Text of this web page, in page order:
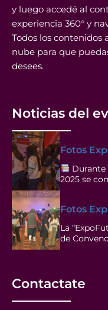
y luego accedé al
experiencia 360° y
Todos los contenidos
nube para que
desees.
Noticias del
Fotos
Durante
2025 se
Fotos
La
de
Contactate